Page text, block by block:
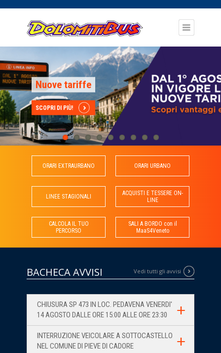
DOLOMITIBUS
Nuove tariffe
SCOPRI DI PIÙ!
ORARI EXTRAURBANO ORARI URBANO
LINEE STAGIONALI ACQUISTI E TESSERE ON-
LINE
CALCOLA IL TUO
PERCORSO
SALI A BORDO con il
MaaS4Veneto
BACHECA AVVISI Vedi tutti gli avvisi
CHIUSURA SP 473 IN LOC. PEDAVENA VENERDI'
14 AGOSTO DALLE ORE 15:00 ALLE ORE 23:30
INTERRUZIONE VEICOLARE A SOTTOCASTELLO
NEL COMUNE DI PIEVE DI CADORE